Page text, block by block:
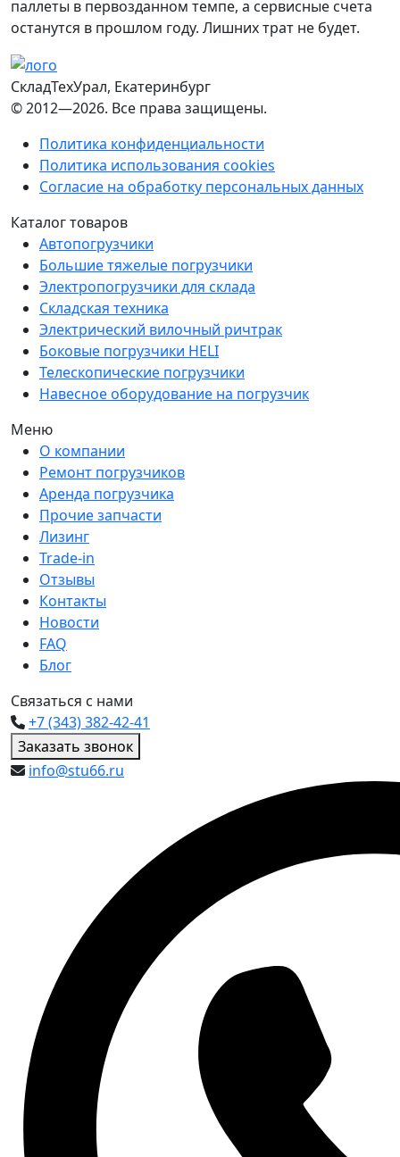
паллеты в первозданном темпе, а сервисные счета
останутся в прошлом году. Лишних трат не будет.
СкладТехУрал, Екатеринбург
© 2012—2026. Все права защищены.
Политика конфиденциальности
Политика использования cookies
Согласие на обработку персональных данных
Каталог товаров
Автопогрузчики
Большие тяжелые погрузчики
Электропогрузчики для склада
Складская техника
Электрический вилочный ричтрак
Боковые погрузчики HELI
Телескопические погрузчики
Навесное оборудование на погрузчик
Меню
О компании
Ремонт погрузчиков
Аренда погрузчика
Прочие запчасти
Лизинг
Trade-in
Отзывы
Контакты
Новости
FAQ
Блог
Связаться с нами
+7 (343) 382-42-41
Заказать звонок
info@stu66.ru